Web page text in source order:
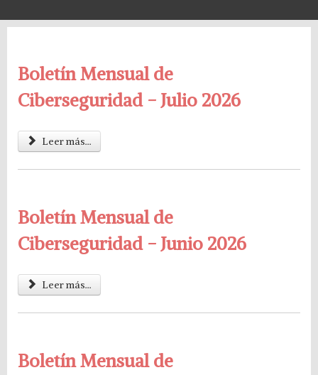
Boletín Mensual de
Ciberseguridad - Julio 2026
Leer más...
Boletín Mensual de
Ciberseguridad - Junio 2026
Leer más...
Boletín Mensual de